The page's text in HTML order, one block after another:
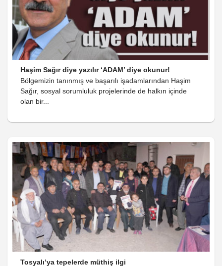
Haşim Sağır diye yazılır ‘ADAM’ diye okunur!
Bölgemizin tanınmış ve başarılı işadamlarından Haşim
Sağır, sosyal sorumluluk projelerinde de halkın içinde
olan bir...
Tosyalı’ya tepelerde müthiş ilgi